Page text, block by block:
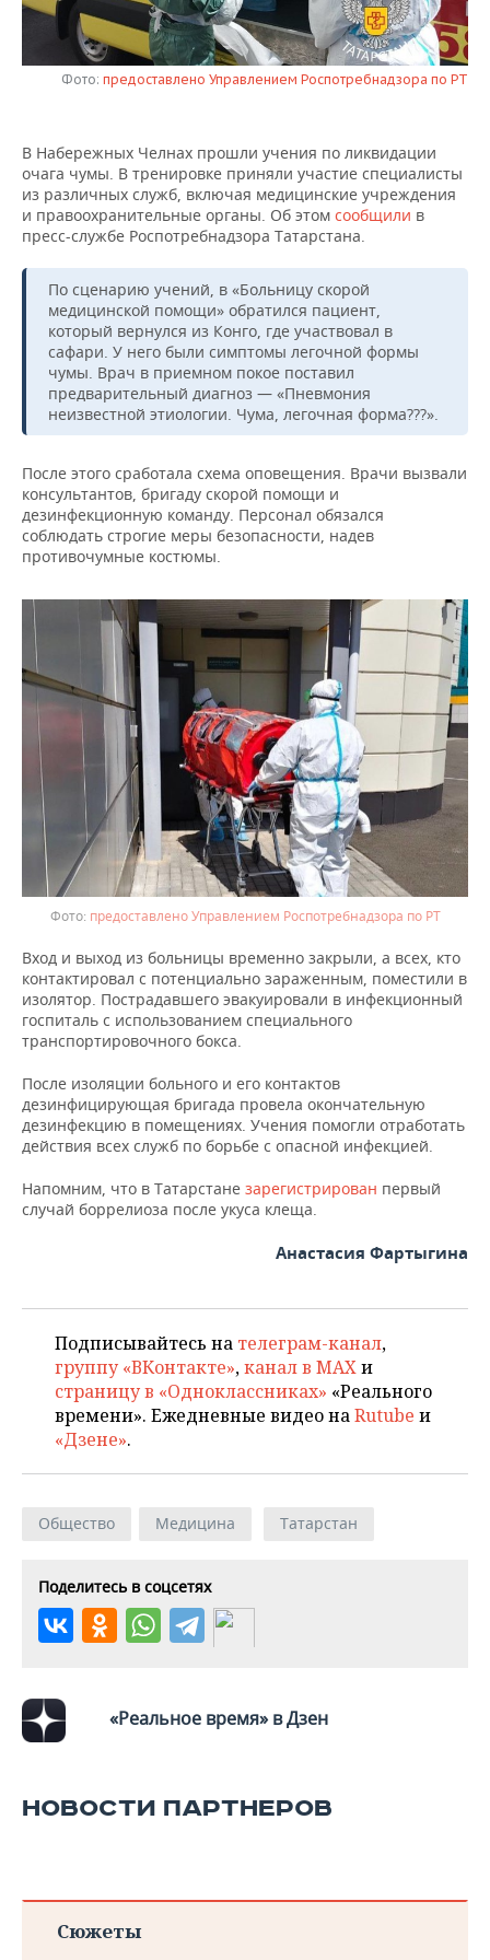
НЕФТЕХИМИЯ
НЕФТЬ
ЭНЕРГЕТИКА
РОЗНИЧНАЯ ТОРГОВЛЯ
ТРАНСПОРТ
УСЛУГИ
НОВОСТИ ТЕХНОЛОГИЙ
МЕДИА
ТЕЛЕКОММУНИКАЦИИ
МЕРОПРИЯТИЯ
НОВОСТИ МЕРОПРИЯТИЙ
ВЫЕЗДНАЯ РЕДАКЦИЯ
БИЗНЕС-БРАНЧИ
ONLINE-КОНФЕРЕНЦИИ
ОТКРЫТАЯ ЛЕКЦИЯ
НОВОСТИ СПОРТА
ФУТБОЛ
ХОККЕЙ
БАСКЕТБОЛ
ВОЛЕЙБОЛ
КИБЕРСПОРТ
ВОДНЫЕ ВИДЫ СПОРТА
ХОККЕЙ С МЯЧОМ
ОБЩЕСТВО
НОВОСТИ ОБЩЕСТВА
ВЛАСТЬ
ИНФРАСТРУКТУРА
ИСТОРИЯ
КУЛЬТУРА
ОБРАЗОВАНИЕ
ПРОИСШЕСТВИЯ
ФОТОГАЛЕРЕЯ
СЮЖЕТЫ
СПРАВОЧНИК
СПИСОК ПЕРСОН
СПИСОК КОМПАНИЙ
ПОЛНАЯ ВЕРСИЯ
Фото: предоставлено Управлением Роспотребнадзора по РТ
В Набережных Челнах прошли учения по ликвидации
очага чумы. В тренировке приняли участие специалисты
из различных служб, включая медицинские учреждения
и правоохранительные органы. Об этом сообщили в
пресс-службе Роспотребнадзора Татарстана.
По сценарию учений, в «Больницу скорой
медицинской помощи» обратился пациент,
который вернулся из Конго, где участвовал в
сафари. У него были симптомы легочной формы
чумы. Врач в приемном покое поставил
предварительный диагноз — «Пневмония
неизвестной этиологии. Чума, легочная форма???».
После этого сработала схема оповещения. Врачи вызвали
консультантов, бригаду скорой помощи и
дезинфекционную команду. Персонал обязался
соблюдать строгие меры безопасности, надев
противочумные костюмы.
предоставлено Управлением Роспотребнадзора по РТ
Вход и выход из больницы временно закрыли, а всех, кто
контактировал с потенциально зараженным, поместили в
изолятор. Пострадавшего эвакуировали в инфекционный
госпиталь с использованием специального
транспортировочного бокса.
После изоляции больного и его контактов
дезинфицирующая бригада провела окончательную
дезинфекцию в помещениях. Учения помогли отработать
действия всех служб по борьбе с опасной инфекцией.
Напомним, что в Татарстане зарегистрирован первый
случай боррелиоза после укуса клеща.
Анастасия Фартыгина
Подписывайтесь на телеграм-канал,
группу «ВКонтакте»,канал в MAXи
страницу в «Одноклассниках» «Реального
времени». Ежедневные видео наRutube и
«Дзене».
Общество Медицина Татарстан
Поделитесь в соцсетях
«Реальное время» в Дзен
НОВОСТИ ПАРТНЕРОВ
Сюжеты